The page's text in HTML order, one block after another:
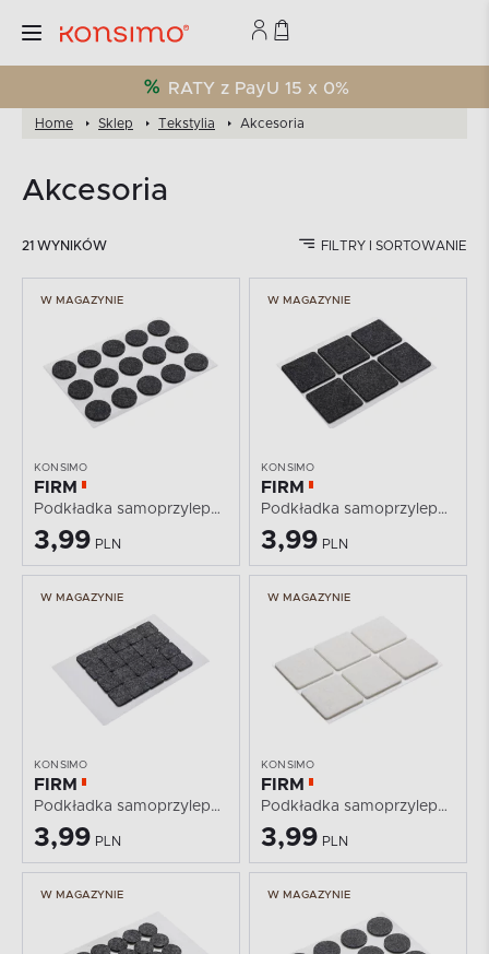
RATY z PayU 15 x 0%
Home Sklep Tekstylia Akcesoria
Akcesoria
21 WYNIKÓW FILTRY I SORTOWANIE
W MAGAZYNIE
KONSIMO
FIRM
Podkładka samoprzylepna
3,99 PLN
W MAGAZYNIE
KONSIMO
FIRM
Podkładka samoprzylepna
3,99 PLN
W MAGAZYNIE
KONSIMO
FIRM
Podkładka samoprzylepna
3,99 PLN
W MAGAZYNIE
KONSIMO
FIRM
Podkładka samoprzylepna
3,99 PLN
W MAGAZYNIE W MAGAZYNIE